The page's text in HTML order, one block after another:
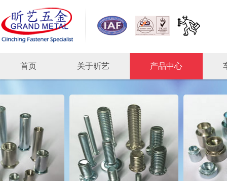
首页 关于昕艺 产品中心